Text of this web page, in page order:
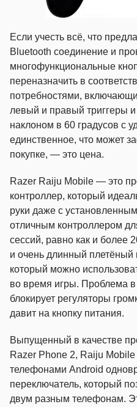
Если учесть всё, что
Bluetooth соединение и
многофункциональные
переназначить в
потребностями,
левый и правый триггеры
наклоном в 60 градусов с
единственное, что может
покупке, — это цена.
Razer Raiju Mobile — это
контроллер, который
руки даже с
отличным контроллером
сессий, равно как и более
и очень длинный плетёный
который можно
во время игры. Проблема в
блокирует регуляторы
давит на кнопку питания.
Выпущенный в качестве
Razer Phone 2, Raiju
телефонами Android
переключатель, который
двум разным телефонам.